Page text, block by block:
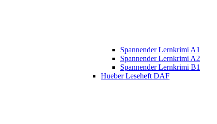
Spannender Lernkrimi A1
Spannender Lernkrimi A2
Spannender Lernkrimi B1
Hueber Leseheft DAF